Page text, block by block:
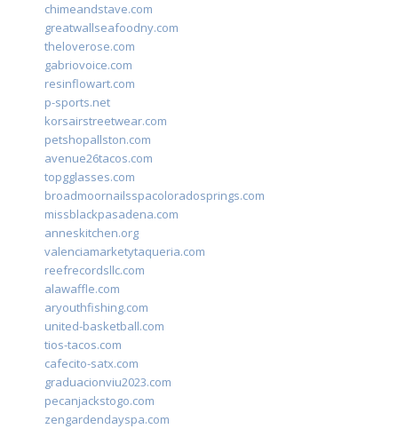
chimeandstave.com
greatwallseafoodny.com
theloverose.com
gabriovoice.com
resinflowart.com
p-sports.net
korsairstreetwear.com
petshopallston.com
avenue26tacos.com
topgglasses.com
broadmoornailsspacoloradosprings.com
missblackpasadena.com
anneskitchen.org
valenciamarketytaqueria.com
reefrecordsllc.com
alawaffle.com
aryouthfishing.com
united-basketball.com
tios-tacos.com
cafecito-satx.com
graduacionviu2023.com
pecanjackstogo.com
zengardendayspa.com